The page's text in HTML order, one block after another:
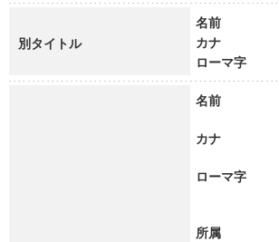
別タイトル
名前
カナ
ローマ字
名前
カナ
ローマ字
所属